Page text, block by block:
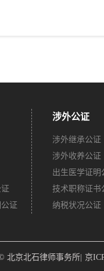
证
涉外公证
涉外继承公证
涉外收养公证
出生医学证明
技术职称证书
纳税状况公证
北京北石律师事务所| 京